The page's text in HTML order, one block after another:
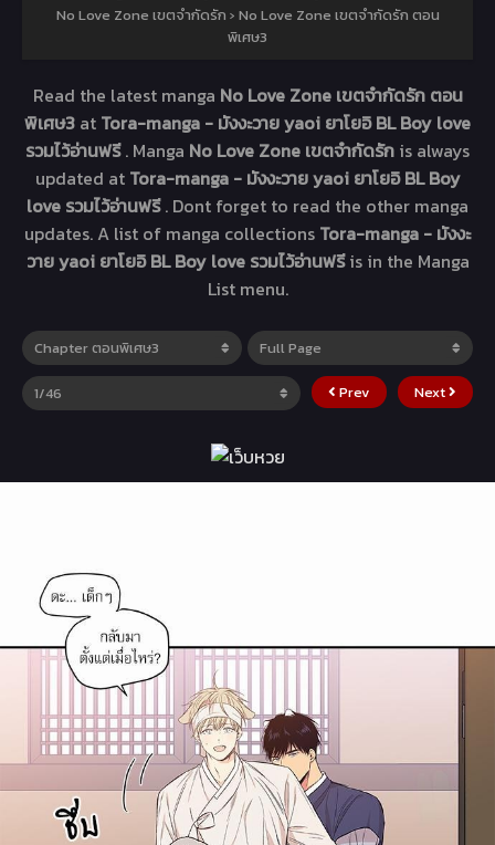
No Love Zone เขตจำกัดรัก › No Love Zone เขตจำกัดรัก ตอน
พิเศษ3
Read the latest manga No Love Zone เขตจำกัดรัก ตอน
พิเศษ3 at Tora-manga - มังงะวาย yaoi ยาโยอิ BL Boy love
รวมไว้อ่านฟรี. Manga No Love Zone เขตจำกัดรัก is always
updated at Tora-manga - มังงะวาย yaoi ยาโยอิ BL Boy
love รวมไว้อ่านฟรี. Dont forget to read the other manga
updates. A list of manga collections Tora-manga - มังงะ
วาย yaoi ยาโยอิ BL Boy love รวมไว้อ่านฟรีis in the Manga
List menu.
Prev Next